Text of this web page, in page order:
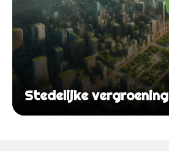
Stedelijke vergroening